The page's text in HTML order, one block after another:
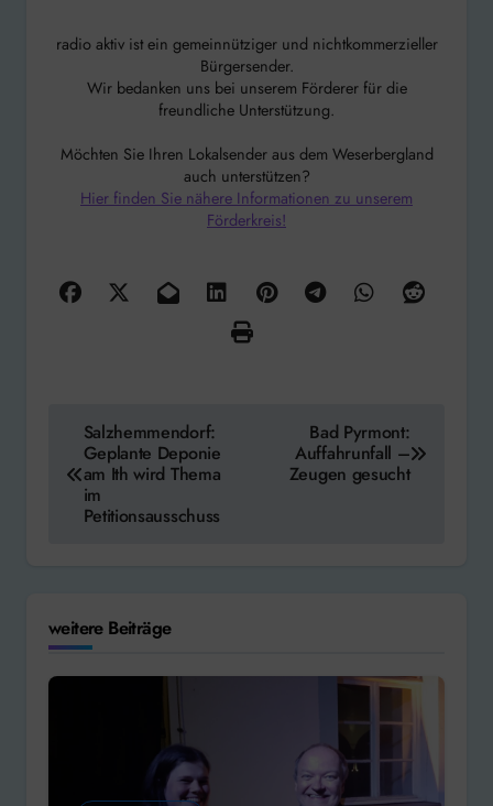
radio aktiv ist ein gemeinnütziger und nichtkommerzieller
Bürgersender.
Wir bedanken uns bei unserem Förderer für die
freundliche Unterstützung.
Möchten Sie Ihren Lokalsender aus dem Weserbergland
auch unterstützen?
Hier finden Sie nähere Informationen zu unserem
Förderkreis!
Beitragsnavigation
Salzhemmendorf:
Geplante Deponie
am Ith wird Thema
im
Petitionsausschuss
Bad Pyrmont:
Auffahrunfall –
Zeugen gesucht
weitere Beiträge